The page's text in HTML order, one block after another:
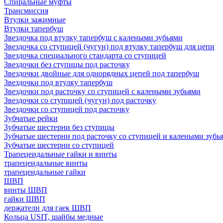
Спиральные муфты
Трансмиссия
Втулки зажимные
Втулки тапербуш
Звездочка под втулку тапербуш c калеными зубьями
Звездочка со ступицей (чугун) под втулку тапербуш для цепи
Звездочка специального стандарта со ступицей
Звездочки без ступицы под расточку
Звездочки двойные для однорядных цепей под тапербуш
Звездочки под втулку тапербуш
Звездочки под расточку со ступицей с калеными зубьями
Звездочки со ступицей (чугун) под расточку
Звездочки со ступицей под расточку
Зубчатые рейки
Зубчатые шестерни без ступицы
Зубчатые шестерни под расточку со ступицей и калеными
Зубчатые шестерни со ступицей
Трапецеидальные гайки и винты
трапецеидальные винты
трапецеидальные гайки
ШВП
винты ШВП
гайки ШВП
держатели для гаек ШВП
Кольца USIT, шайбы медные